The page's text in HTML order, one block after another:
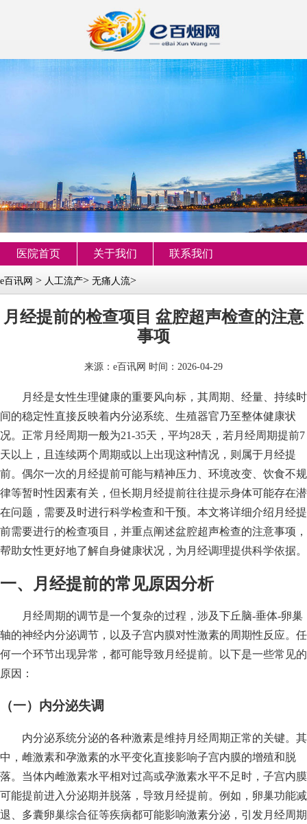
医院首页 关于我们 联系我们
e百讯网 > 人工流产> 无痛人流>
月经提前的检查项目 盆腔超声检查的注意
事项
来源： e百讯网 时间：2026-04-29
月经是女性生理健康的重要风向标，其周期、经量、持续时
间的稳定性直接反映着内分泌系统、生殖器官乃至整体健康状
况。正常月经周期一般为21-35天，平均28天，若月经周期提前7
天以上，且连续两个周期或以上出现这种情况，则属于月经提
前。偶尔一次的月经提前可能与精神压力、环境改变、饮食不规
律等暂时性因素有关，但长期月经提前往往提示身体可能存在潜
在问题，需要及时进行科学检查和干预。本文将详细介绍月经提
前需要进行的检查项目，并重点阐述盆腔超声检查的注意事项，
帮助女性更好地了解自身健康状况，为月经调理提供科学依据。
一、月经提前的常见原因分析
月经周期的调节是一个复杂的过程，涉及下丘脑-垂体-卵巢
轴的神经内分泌调节，以及子宫内膜对性激素的周期性反应。任
何一个环节出现异常，都可能导致月经提前。以下是一些常见的
原因：
（一）内分泌失调
内分泌系统分泌的各种激素是维持月经周期正常的关键。其
中，雌激素和孕激素的水平变化直接影响子宫内膜的增殖和脱
落。当体内雌激素水平相对过高或孕激素水平不足时，子宫内膜
可能提前进入分泌期并脱落，导致月经提前。例如，卵巢功能减
退、多囊卵巢综合征等疾病都可能影响激素分泌，引发月经周期